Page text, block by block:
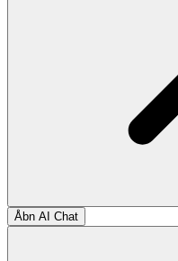
Åbn AI Chat